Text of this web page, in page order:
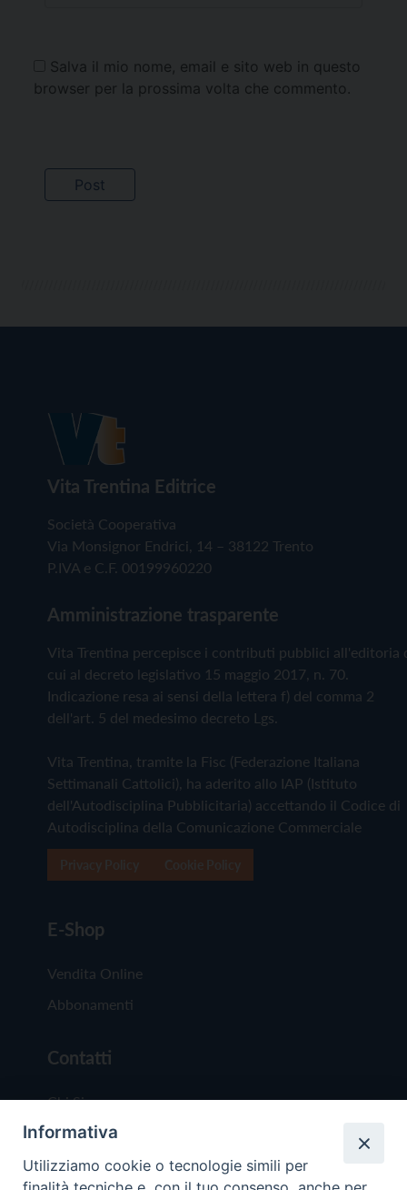
Salva il mio nome, email e sito web in questo
browser per la prossima volta che commento.
Vita Trentina Editrice
Società Cooperativa
Via Monsignor Endrici, 14 – 38122 Trento
P.IVA e C.F. 00199960220
Amministrazione trasparente
Vita Trentina percepisce i contributi pubblici all'editoria
cui al decreto legislativo 15 maggio 2017, n. 70.
Indicazione resa ai sensi della lettera f) del comma 2
dell'art. 5 del medesimo decreto Lgs.
Vita Trentina, tramite la Fisc (Federazione Italiana
Settimanali Cattolici), ha aderito allo IAP (Istituto
dell'Autodisciplina Pubblicitaria) accettando il Codice di
Autodisciplina della Comunicazione Commerciale
E-Shop
Vendita Online
Abbonamenti
Contatti
Chi Siamo
Redazione
Scrivici
Informativa
Utilizziamo cookie o tecnologie simili per